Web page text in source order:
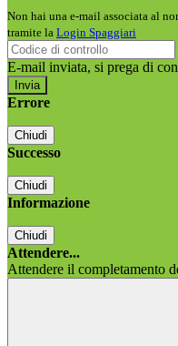
Non hai una e-mail associata al
tramite la Login Spaggiari
E-mail inviata, si prega di
Errore
Chiudi
Successo
Chiudi
Informazione
Chiudi
Attendere...
Attendere il completamento